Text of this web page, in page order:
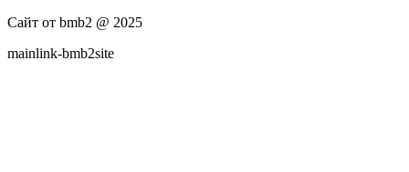
Сайт от bmb2 @ 2025
mainlink-bmb2site